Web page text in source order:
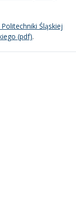
Śląskiej
(pdf).